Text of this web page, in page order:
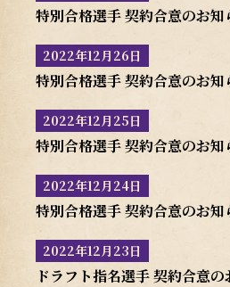
特別合格選手 契約合意のお知
2022年12月26日
特別合格選手 契約合意のお知
2022年12月25日
特別合格選手 契約合意のお知
2022年12月24日
特別合格選手 契約合意のお知
2022年12月23日
ドラフト指名選手 契約合意